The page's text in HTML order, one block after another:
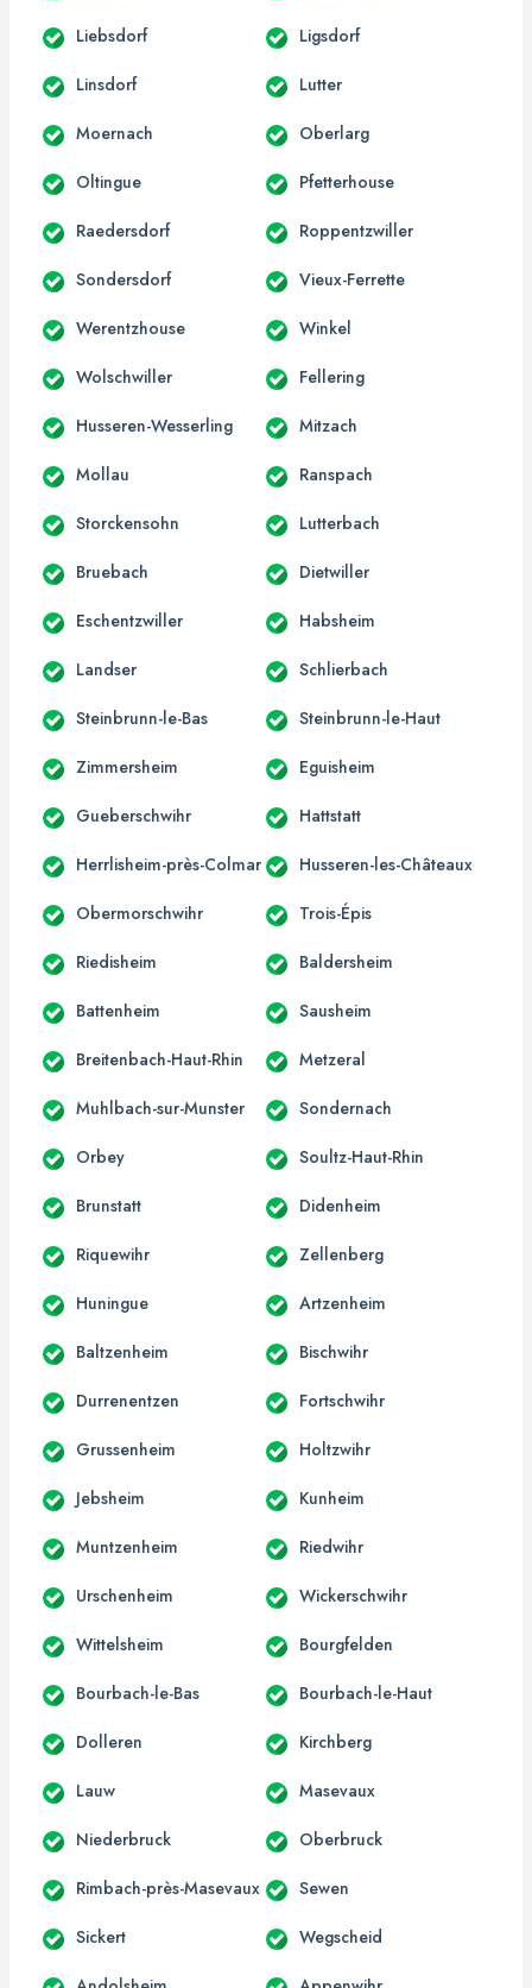
Liebsdorf Ligsdorf
Linsdorf Lutter
Moernach Oberlarg
Oltingue Pfetterhouse
Raedersdorf Roppentzwiller
Sondersdorf Vieux-Ferrette
Werentzhouse Winkel
Wolschwiller Fellering
Husseren-Wesserling Mitzach
Mollau Ranspach
Storckensohn Lutterbach
Bruebach Dietwiller
Eschentzwiller Habsheim
Landser Schlierbach
Steinbrunn-le-Bas Steinbrunn-le-Haut
Zimmersheim Eguisheim
Gueberschwihr Hattstatt
Herrlisheim-près-Colmar Husseren-les-Châteaux
Obermorschwihr Trois-Épis
Riedisheim Baldersheim
Battenheim Sausheim
Breitenbach-Haut-Rhin Metzeral
Muhlbach-sur-Munster Sondernach
Orbey Soultz-Haut-Rhin
Brunstatt Didenheim
Riquewihr Zellenberg
Huningue Artzenheim
Baltzenheim Bischwihr
Durrenentzen Fortschwihr
Grussenheim Holtzwihr
Jebsheim Kunheim
Muntzenheim Riedwihr
Urschenheim Wickerschwihr
Wittelsheim Bourgfelden
Bourbach-le-Bas Bourbach-le-Haut
Dolleren Kirchberg
Lauw Masevaux
Niederbruck Oberbruck
Rimbach-près-Masevaux Sewen
Sickert Wegscheid